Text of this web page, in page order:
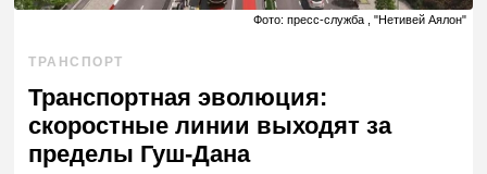
Фото: пресс-служба , "Нетивей Аялон"
ТРАНСПОРТ
Транспортная эволюция:
скоростные линии выходят за
пределы Гуш-Дана